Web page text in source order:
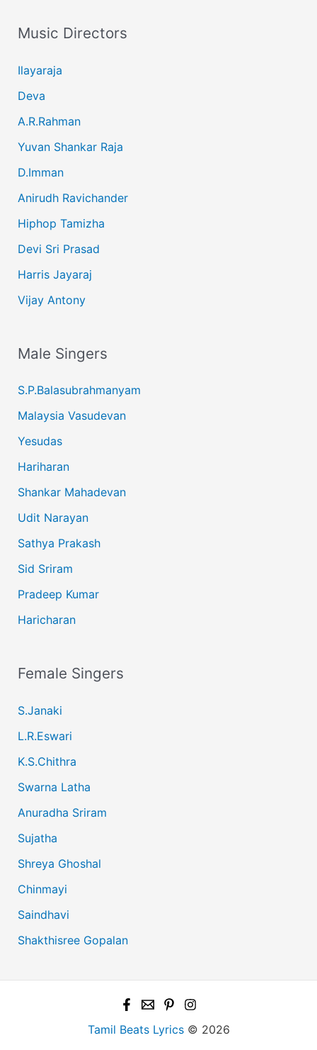
Music Directors
Ilayaraja
Deva
A.R.Rahman
Yuvan Shankar Raja
D.Imman
Anirudh Ravichander
Hiphop Tamizha
Devi Sri Prasad
Harris Jayaraj
Vijay Antony
Male Singers
S.P.Balasubrahmanyam
Malaysia Vasudevan
Yesudas
Hariharan
Shankar Mahadevan
Udit Narayan
Sathya Prakash
Sid Sriram
Pradeep Kumar
Haricharan
Female Singers
S.Janaki
L.R.Eswari
K.S.Chithra
Swarna Latha
Anuradha Sriram
Sujatha
Shreya Ghoshal
Chinmayi
Saindhavi
Shakthisree Gopalan
Tamil Beats Lyrics© 2026